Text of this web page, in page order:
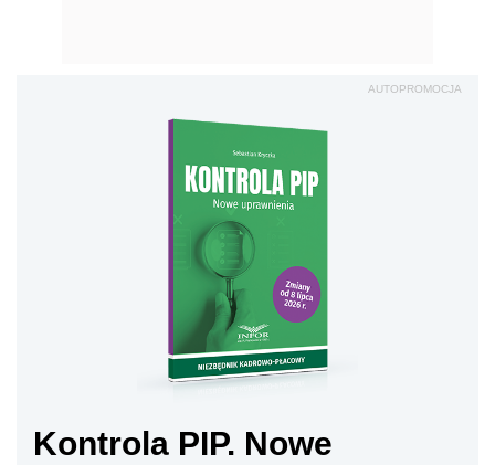
AUTOPROMOCJA
Kontrola PIP. Nowe